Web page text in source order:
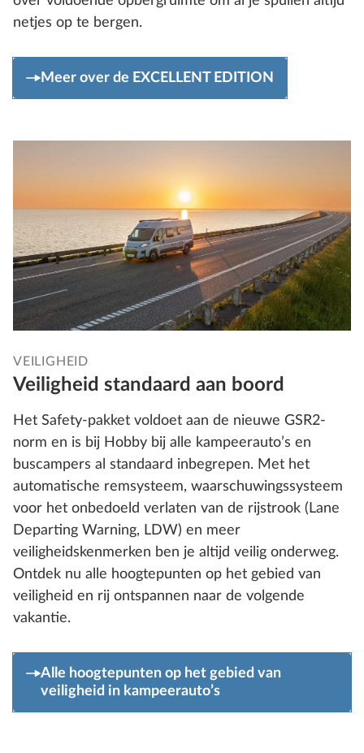
netjes op te bergen.
Meer over de EXCELLENT EDITION
VEILIGHEID
Veiligheid standaard aan boord
Het Safety-pakket voldoet aan de nieuwe GSR2-
norm en is bij Hobby bij alle kampeerauto’s en
buscampers al standaard inbegrepen. Met het
automatische remsysteem, waarschuwingssysteem
voor het onbedoeld verlaten van de rijstrook (Lane
Departing Warning, LDW) en meer
veiligheidskenmerken ben je altijd veilig onderweg.
Ontdek nu alle hoogtepunten op het gebied van
veiligheid en rij ontspannen naar de volgende
vakantie.
Alle hoogtepunten op het gebied van
veiligheid in kampeerauto’s